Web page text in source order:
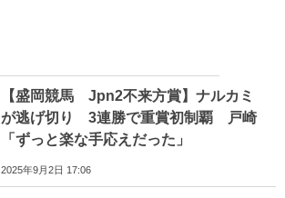
【盛岡競馬 Jpn2不来方賞】ナルカミ
が逃げ切り 3連勝で重賞初制覇 戸崎
「ずっと楽な手応えだった」
2025年9月2日 17:06